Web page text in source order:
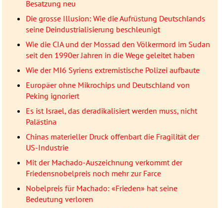
Besatzung neu
Die grosse Illusion: Wie die Aufrüstung Deutschlands
seine Deindustrialisierung beschleunigt
Wie die CIA und der Mossad den Völkermord im Sudan
seit den 1990er Jahren in die Wege geleitet haben
Wie der MI6 Syriens extremistische Polizei aufbaute
Europäer ohne Mikrochips und Deutschland von
Peking ignoriert
Es ist Israel, das deradikalisiert werden muss, nicht
Palästina
Chinas materieller Druck offenbart die Fragilität der
US-Industrie
Mit der Machado-Auszeichnung verkommt der
Friedensnobelpreis noch mehr zur Farce
Nobelpreis für Machado: «Frieden» hat seine
Bedeutung verloren